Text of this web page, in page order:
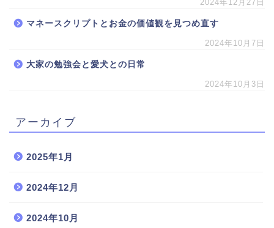
2024年12月27日
マネースクリプトとお金の価値観を見つめ直す
2024年10月7日
大家の勉強会と愛犬との日常
2024年10月3日
アーカイブ
2025年1月
2024年12月
2024年10月